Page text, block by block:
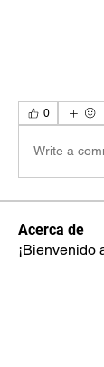
0
Write a
Acerca de
¡Bienvenido